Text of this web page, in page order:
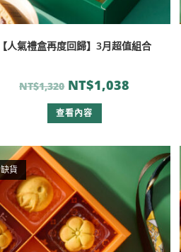
【人氣禮盒再度回歸】3月超值組合
NT$1,320 NT$1,038
查看內容
缺貨